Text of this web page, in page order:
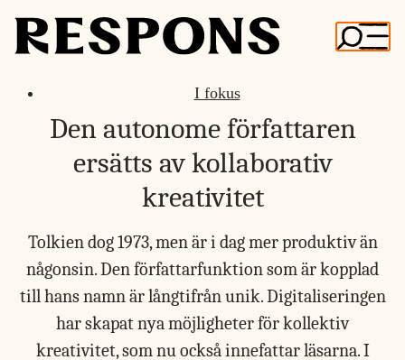
content
I fokus
Den autonome författaren
ersätts av kollaborativ
kreativitet
Tolkien dog 1973, men är i dag mer produktiv än
någonsin. Den författarfunktion som är kopplad
till hans namn är långtifrån unik. Digitaliseringen
har skapat nya möjligheter för kollektiv
kreativitet, som nu också innefattar läsarna. I